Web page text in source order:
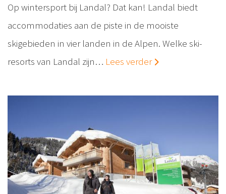
Op wintersport bij Landal? Dat kan! Landal biedt
accommodaties aan de piste in de mooiste
skigebieden in vier landen in de Alpen. Welke ski-
resorts van Landal zijn… Lees verder